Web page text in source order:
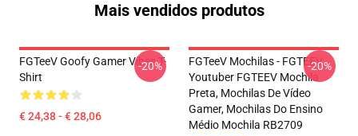
Mais vendidos produtos
FGTeeV Goofy Gamer Vibes T-
Shirt
€ 24,38 - € 28,06
-20%
FGTeeV Mochilas - FGTEEV.
Youtuber FGTEEV Mochila
Preta, Mochilas De Vídeo
Gamer, Mochilas Do Ensino
Médio Mochila RB2709
-20%